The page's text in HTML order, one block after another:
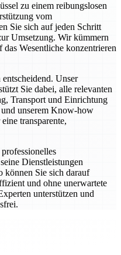
zu einem reibungslosen
vom
Sie sich auf jeden Schritt
Umsetzung. Wir kümmern
Wesentliche konzentrieren
Unser
Sie dabei, alle relevanten
Transport und Einrichtung
unserem Know-how
transparente,
Dienstleistungen
können Sie sich darauf
und ohne unerwartete
unterstützen und